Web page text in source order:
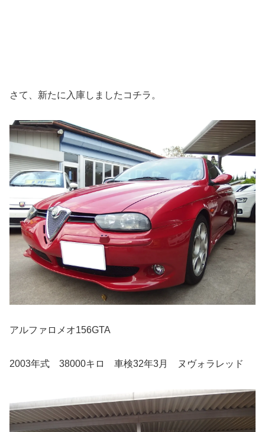
さて、新たに入庫しましたコチラ。
アルファロメオ156GTA
2003年式 38000キロ 車検32年3月 ヌヴォラレッド